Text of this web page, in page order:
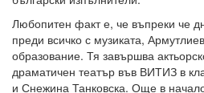
Любопитен факт е, че въпреки че
преди всичко с музиката,
образование. Тя завършва
драматичен театър във ВИТИЗ в
и Снежина Танковска. Още в